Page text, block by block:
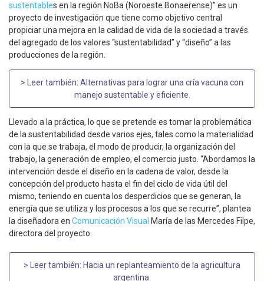
sustentables en la región NoBa (Noroeste Bonaerense)” es un
proyecto de investigación que tiene como objetivo central
propiciar una mejora en la calidad de vida de la sociedad a través
del agregado de los valores “sustentabilidad” y “diseño” a las
producciones de la región.
> Leer también: Alternativas para lograr una cría vacuna con
manejo sustentable y eficiente
Llevado a la práctica, lo que se pretende es tomar la problemática
de la sustentabilidad desde varios ejes, tales como la materialidad
con la que se trabaja, el modo de producir, la organización del
trabajo, la generación de empleo, el comercio justo. “Abordamos la
intervención desde el diseño en la cadena de valor, desde la
concepción del producto hasta el fin del ciclo de vida útil del
mismo, teniendo en cuenta los desperdicios que se generan, la
energía que se utiliza y los procesos a los que se recurre”, plantea
la diseñadora en Comunicación Visual María de las Mercedes Filpe,
directora del proyecto.
> Leer también: Hacia un replanteamiento de la agricultura
argentina